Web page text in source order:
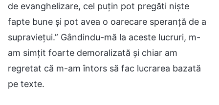
de evanghelizare, cel puțin pot pregăti niște
fapte bune și pot avea o oarecare speranță de a
supraviețui.” Gândindu-mă la aceste lucruri, m-
am simțit foarte demoralizată și chiar am
regretat că m-am întors să fac lucrarea bazată
pe texte.